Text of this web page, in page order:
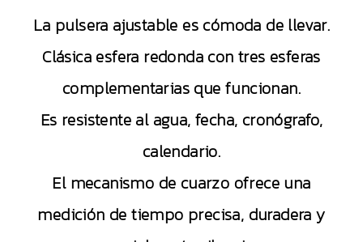
La pulsera ajustable es cómoda de llevar.
Clásica esfera redonda con tres esferas
complementarias que funcionan.
Es resistente al agua, fecha, cronógrafo,
calendario.
El mecanismo de cuarzo ofrece una
medición de tiempo precisa, duradera y